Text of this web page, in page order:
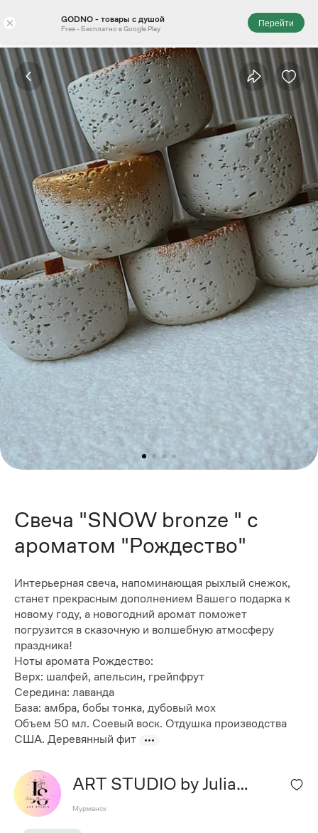
× GODNO - товары с душой
Free - Бесплатно в Google Play
Перейти
Свеча "SNOW bronze " с
ароматом "Рождество"
Интерьерная свеча, напоминающая рыхлый снежок,
станет прекрасным дополнением Вашего подарка к
новому году, а новогодний аромат поможет
погрузится в сказочную и волшебную атмосферу
праздника!
Ноты аромата Рождество:
Верх: шалфей, апельсин, грейпфрут
Середина: лаванда
База: амбра, бобы тонка, дубовый мох
Объем 50 мл. Соевый воск. Отдушка производства
США. Деревянный фит
ART STUDIO by Julia
Stovbur
Мурманск